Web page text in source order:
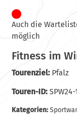
Auch die
möglich
Fitness im
Tourenziel:Pfalz
Touren-ID:SPW24-
Kategorien: